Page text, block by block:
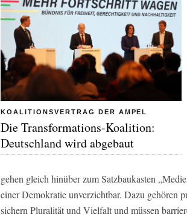
KOALITIONSVERTRAG DER AMPEL
Die Transformations-Koalition:
Deutschland wird abgebaut
gehen gleich hinüber zum Satzbaukasten
einer Demokratie unverzichtbar. Dazu gehören
sichern Pluralität und Vielfalt und müssen